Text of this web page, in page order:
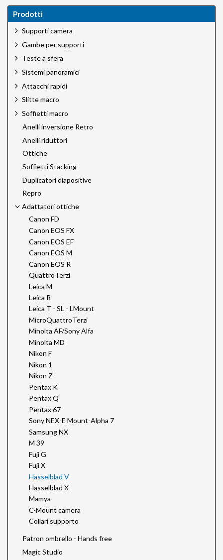
Prodotti
Supporti camera
Gambe per supporti
Teste a sfera
Sistemi panoramici
Attacchi rapidi
Slitte macro
Soffietti macro
Anelli inversione Retro
Anelli riduttori
Ottiche
Soffietti Stacking
Duplicatori diapositive
Repro
Adattatori ottiche
Canon FD
Canon EOS FX
Canon EOS EF
Canon EOS M
Canon EOS R
QuattroTerzi
Leica M
Leica R
Leica T - SL - LMount
MicroQuattroTerzi
Minolta AF/Sony Alfa
Minolta MD
Nikon F
Nikon 1
Nikon Z
Pentax K
Pentax Q
Pentax 67
Sony NEX-E Mount-Alpha 7
Samsung NX
M 39
Fuji G
Fuji X
Hasselblad V
Hasselblad X
Mamya
C-Mount camera
Collari supporto
Patron ombrello - Hands free
Magic Studio